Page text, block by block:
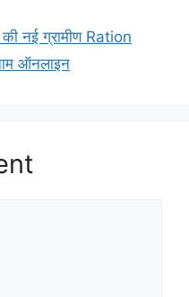
की नई ग्रामीण Ration
ऑनलाइन